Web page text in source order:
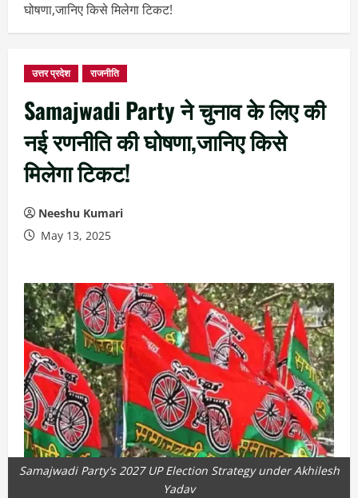
घोषणा,जानिए किसे मिलेगा टिकट!
उत्तर प्रदेश राजनीति
Samajwadi Party ने चुनाव के लिए की
नई रणनीति की घोषणा,जानिए किसे
मिलेगा टिकट!
Neeshu Kumari
May 13, 2025
Samajwadi Party's 2027 UP Election Strategy under Akhilesh
Yadav